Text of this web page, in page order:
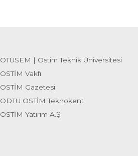
OTÜSEM | Ostim Teknik Üniversitesi
OSTİM Vakfı
OSTİM Gazetesi
ODTÜ OSTİM Teknokent
OSTİM Yatırım A.Ş.